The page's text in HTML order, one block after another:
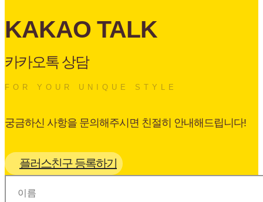
KAKAO TALK
카카오톡 상담
FOR YOUR UNIQUE STYLE
궁금하신 사항을 문의해주시면 친절히 안내해드립니다!
플러스친구 등록하기